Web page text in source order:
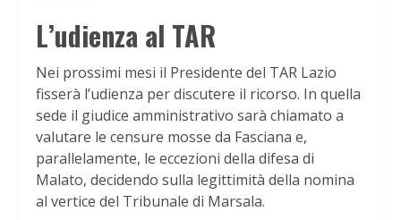
L’udienza al TAR
Nei prossimi mesi il Presidente del TAR Lazio
fisserà l’udienza per discutere il ricorso. In quella
sede il giudice amministrativo sarà chiamato a
valutare le censure mosse da Fasciana e,
parallelamente, le eccezioni della difesa di
Malato, decidendo sulla legittimità della nomina
al vertice del Tribunale di Marsala.